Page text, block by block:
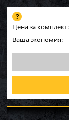
Цена за комплект:
Ваша экономия: